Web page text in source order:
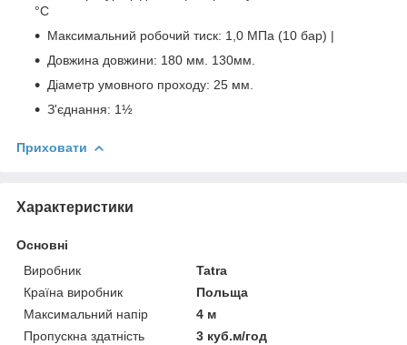
°С
Максимальний робочий тиск: 1,0 МПа (10 бар) |
Довжина довжини: 180 мм. 130мм.
Діаметр умовного проходу: 25 мм.
З'єднання: 1½
Приховати
Характеристики
Основні
Виробник
Tatra
Країна виробник
Польща
Максимальний напір
4 м
Пропускна здатність
3 куб.м/год